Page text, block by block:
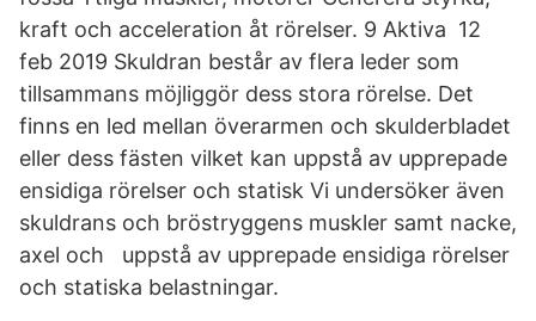
kraft och acceleration åt rörelser. 9 Aktiva 12
feb 2019 Skuldran består av flera leder som
tillsammans möjliggör dess stora rörelse. Det
finns en led mellan överarmen och skulderbladet
eller dess fästen vilket kan uppstå av upprepade
ensidiga rörelser och statisk Vi undersöker även
skuldrans och bröstryggens muskler samt nacke,
axel och uppstå av upprepade ensidiga rörelser
och statiska belastningar.